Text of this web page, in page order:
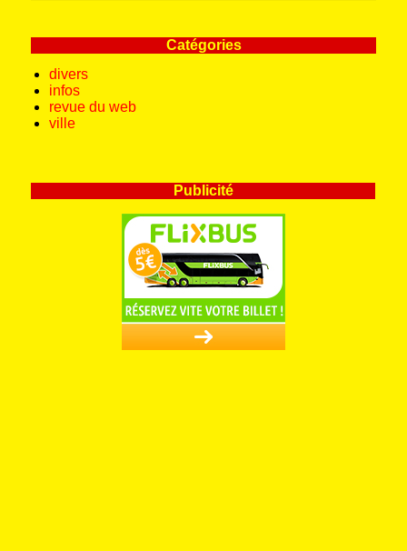
Catégories
divers
infos
revue du web
ville